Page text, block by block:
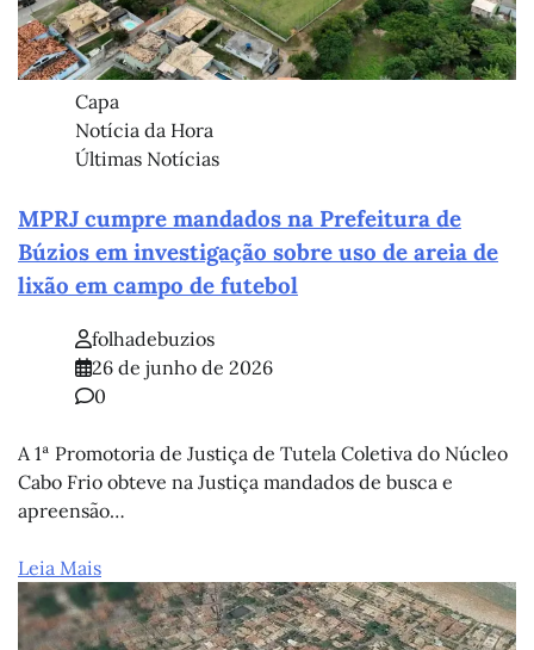
Capa
Notícia da Hora
Últimas Notícias
MPRJ cumpre mandados na Prefeitura de
Búzios em investigação sobre uso de areia de
lixão em campo de futebol
folhadebuzios
26 de junho de 2026
0
A 1ª Promotoria de Justiça de Tutela Coletiva do Núcleo
Cabo Frio obteve na Justiça mandados de busca e
apreensão…
Leia Mais